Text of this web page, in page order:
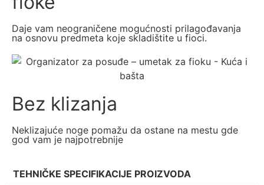
Daje vam neograničene mogućnosti prilagođavanja
na osnovu predmeta koje skladištite u fioci.
Bez klizanja
Neklizajuće noge pomažu da ostane na mestu gde
god vam je najpotrebnije
TEHNIČKE SPECIFIKACIJE PROIZVODA